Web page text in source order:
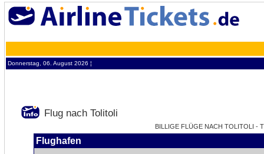
Donnerstag, 06. August 2026 ¦
Flug nach Tolitoli
BILLIGE FLÜGE NACH TOLITOLI -
Flughafen